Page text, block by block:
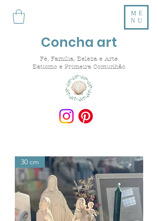
Concha art
ME
NU
Fé, Família, Beleza e Arte
Batismo e Primeira Comunhão
30 cm